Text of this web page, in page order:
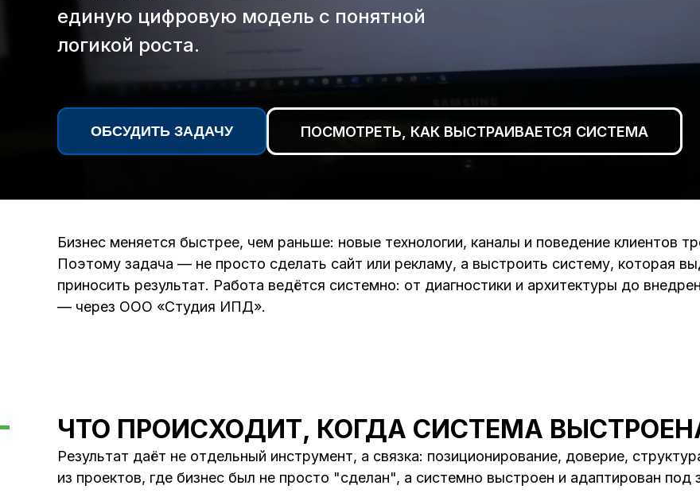
единую цифровую модель с понятной
логикой роста.
ОБСУДИТЬ ЗАДАЧУ ПОСМОТРЕТЬ, КАК ВЫСТРАИВАЕТСЯ СИСТЕМА
Бизнес меняется быстрее, чем раньше: новые технологии, каналы и поведение клиентов
Поэтому задача — не просто сделать сайт или рекламу, а выстроить систему, которая
приносить результат. Работа ведётся системно: от диагностики и архитектуры до
— через ООО «Студия ИПД».
ЧТО ПРОИСХОДИТ, КОГДА СИСТЕМА
Результат даёт не отдельный инструмент, а связка: позиционирование, доверие,
из проектов, где бизнес был не просто "сделан", а системно выстроен и адаптирован под